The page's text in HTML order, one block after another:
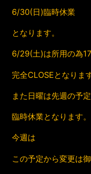
6/30(日)臨時休業
となります。
6/29(土)は所用の為
完全CLOSEとなります
また日曜は先週の予
臨時休業となります。
今週は
この予定から変更は